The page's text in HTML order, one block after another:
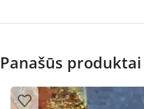
Panašūs produktai